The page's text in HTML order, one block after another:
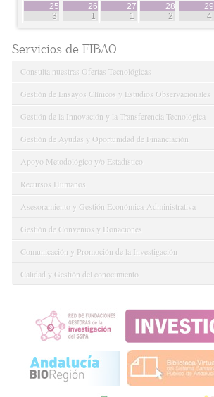
25
3
26
1
27
1
28
2
29
4
Servicios de FIBAO
Consulta nuestras Ofertas Tecnológicas
Gestión de Ensayos Clínicos y Estudios Observacionales
Gestión de la Innovación y la Transferencia Tecnológica
Gestión de Ayudas y Oportunidad de Financiación
Apoyo Metodológico y/o Estadístico
Recursos Humanos
Asesoramiento y Gestión Económica-Administrativa
Gestión de Convenios y Donaciones
Comunicación y Promoción de la Investigación
Calidad y Gestión del conocimiento